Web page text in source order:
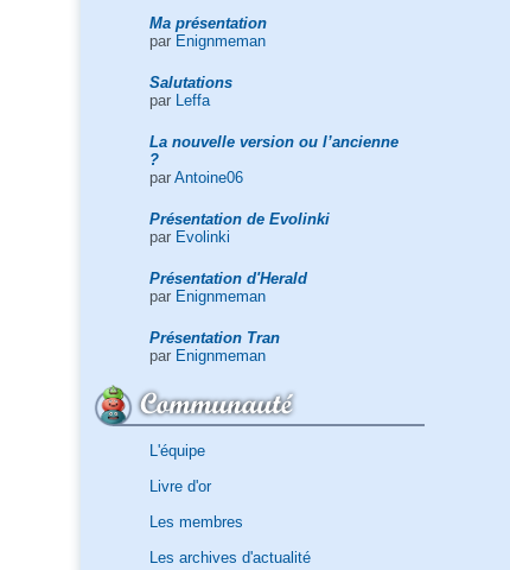
Ma présentation
par Enignmeman
Salutations
par
Leffa
La nouvelle version ou l’ancienne
?
par Antoine06
Présentation de Evolinki
par Evolinki
Présentation d'Herald
par Enignmeman
Présentation Tran
par Enignmeman
Communauté
L'équipe
Livre d'or
Les membres
Les archives d'actualité